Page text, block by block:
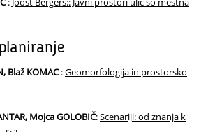
Blaž KOMAC:Geomorfologija in prostorsko
Mojca GOLOBIČ:Scenariji: od znanja k